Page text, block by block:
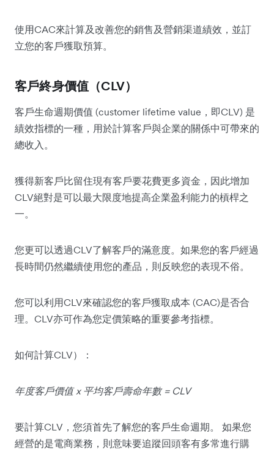
使用CAC來計算及改善您的銷售及營銷渠道績效，並訂
立您的客戶獲取預算。
客戶終身價值（CLV）
客戶生命週期價值 (customer lifetime value，即CLV) 是
績效指標的一種，用於計算客戶與企業的關係中可帶來的
總收入。
獲得新客戶比留住現有客戶要花費更多資金，因此增加
CLV絕對是可以最大限度地提高企業盈利能力的槓桿之
一。
您更可以透過CLV了解客戶的滿意度。如果您的客戶經過
長時間仍然繼續使用您的產品，則反映您的表現不俗。
您可以利用CLV來確認您的客戶獲取成本 (CAC)是否合
理。CLV亦可作為您定價策略的重要參考指標。
如何計算CLV）：
年度客戶價值 x 平均客戶壽命年數 = CLV
要計算CLV，您須首先了解您的客戶生命週期。 如果您
經營的是電商業務，則意味要追蹤回頭客有多常進行購